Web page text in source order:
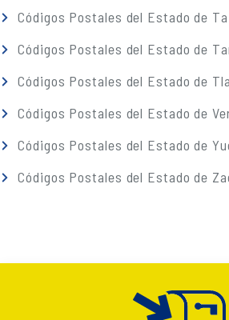
Códigos Postales del Estado de
Códigos Postales del Estado de
Códigos Postales del Estado de
Códigos Postales del Estado de
Códigos Postales del Estado de
Códigos Postales del Estado de